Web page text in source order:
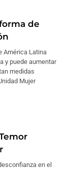
de
América Latina
y puede aumentar
medidas
Mujer
en el